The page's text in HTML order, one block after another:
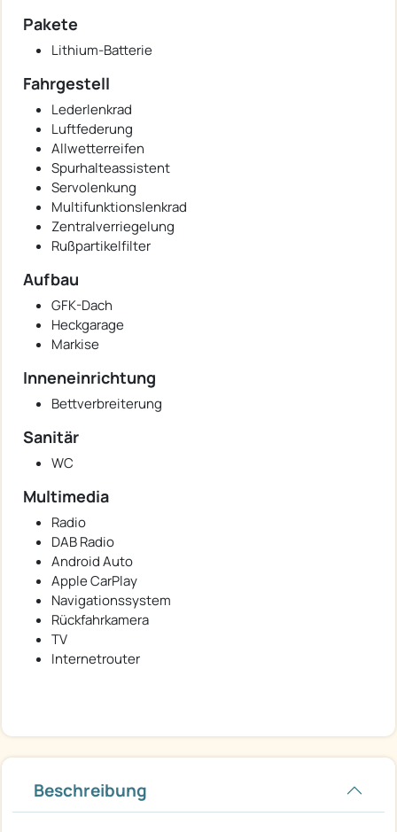
Pakete
Lithium-Batterie
Fahrgestell
Lederlenkrad
Luftfederung
Allwetterreifen
Spurhalteassistent
Servolenkung
Multifunktionslenkrad
Zentralverriegelung
Rußpartikelfilter
Aufbau
GFK-Dach
Heckgarage
Markise
Inneneinrichtung
Bettverbreiterung
Sanitär
WC
Multimedia
Radio
DAB Radio
Android Auto
Apple CarPlay
Navigationssystem
Rückfahrkamera
TV
Internetrouter
Beschreibung